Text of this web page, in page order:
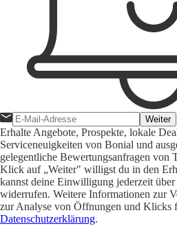
Weiter
Erhalte Angebote, Prospekte, lokale
Serviceneuigkeiten von Bonial und
gelegentliche Bewertungsanfragen
Klick auf „Weiter" willigst du in den
kannst deine Einwilligung jederzeit
widerrufen. Weitere Informationen zur
zur Analyse von Öffnungen und Klicks
Datenschutzerklärung.